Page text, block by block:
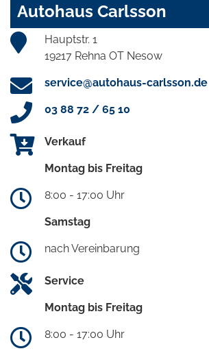
Autohaus Carlsson
Hauptstr. 1
19217 Rehna OT Nesow
service@autohaus-carlsson.de
03 88 72 / 65 10
Verkauf
Montag bis Freitag
8:00 - 17:00 Uhr
Samstag
nach Vereinbarung
Service
Montag bis Freitag
8:00 - 17:00 Uhr